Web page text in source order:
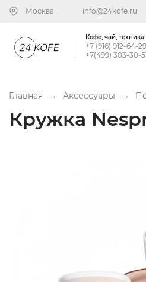
Москва info@24kofe.ru
Кофе, чай, техника
+7 (916) 912-64-29
+7(499) 303-30-
Главная → Аксессуары →
Кружка